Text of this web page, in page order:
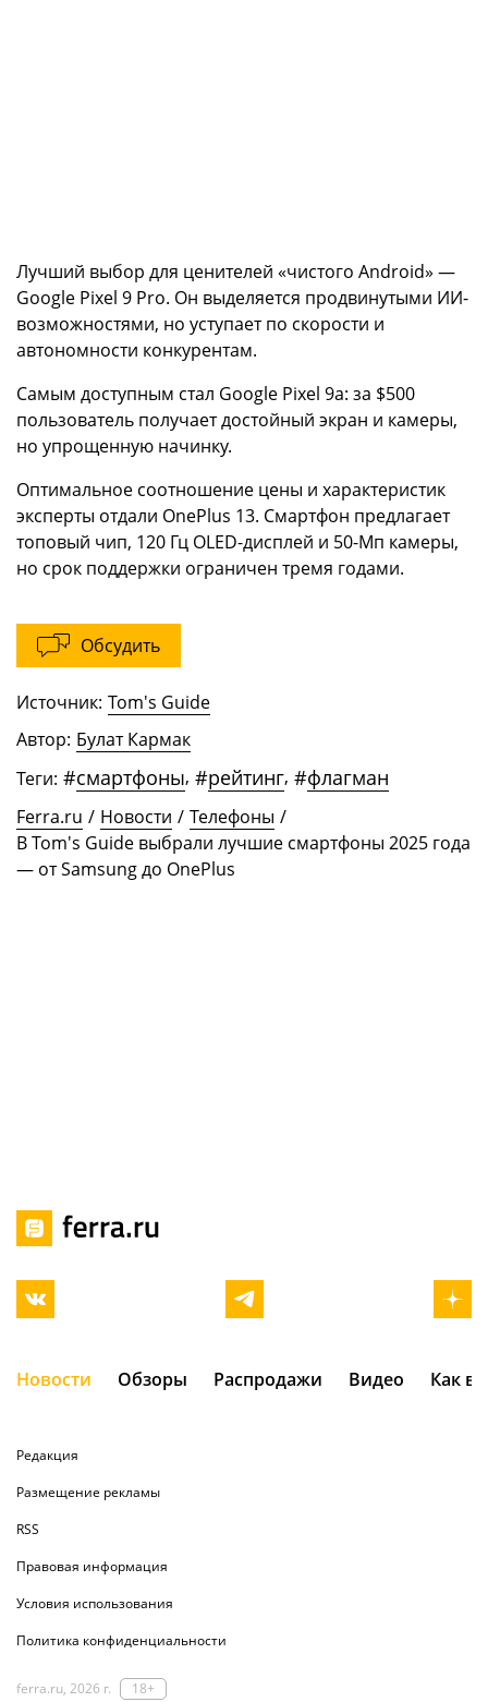
Лучший выбор для ценителей «чистого Android» —
Google Pixel 9 Pro. Он выделяется продвинутыми ИИ-
возможностями, но уступает по скорости и
автономности конкурентам.
Самым доступным стал Google Pixel 9a: за $500
пользователь получает достойный экран и камеры,
но упрощенную начинку.
Оптимальное соотношение цены и характеристик
эксперты отдали OnePlus 13. Смартфон предлагает
топовый чип, 120 Гц OLED-дисплей и 50-Мп камеры,
но срок поддержки ограничен тремя годами.
Обсудить
Источник: Tom's Guide
Автор: Булат Кармак
Теги: #смартфоны, #рейтинг, #флагман
Ferra.ru / Новости / Телефоны /
В Tom's Guide выбрали лучшие смартфоны 2025 года
— от Samsung до OnePlus
Новости Обзоры Распродажи Видео Как
Редакция
Размещение рекламы
RSS
Правовая информация
Условия использования
Политика конфиденциальности
ferra.ru, 2026 г. 18+